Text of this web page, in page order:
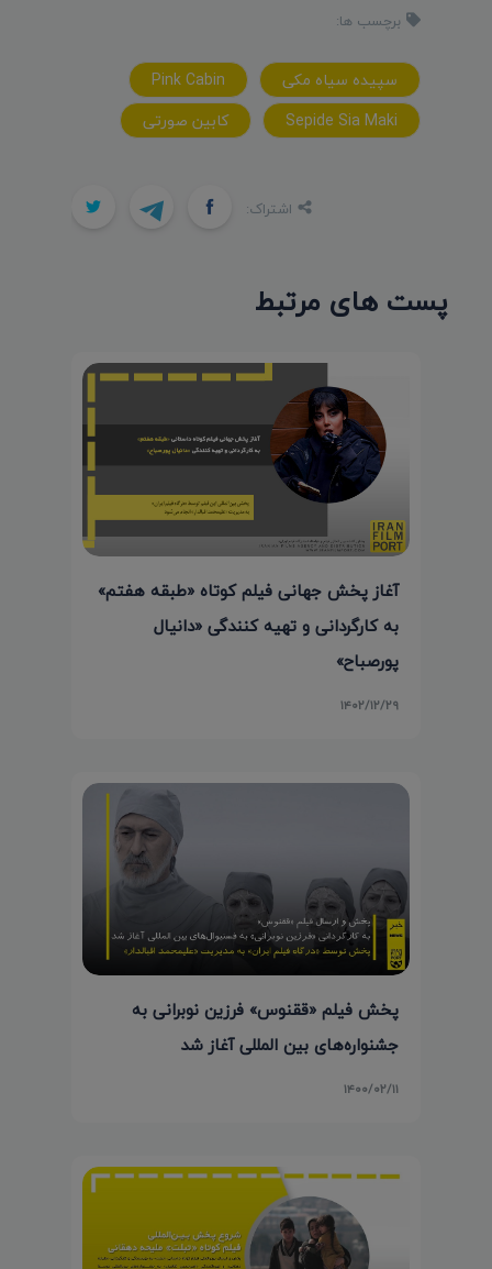
برچسب ها:
سپیده سیاه مکی
Pink Cabin
Sepide Sia Maki
کابین صورتی
اشتراک:
پست های مرتبط
آغاز پخش جهانی فیلم کوتاه «طبقه هفتم»
به کارگردانی و تهیه کنندگی «دانیال
پورصباح»
۱۴۰۲/۱۲/۲۹
پخش فیلم «ققنوس» فرزین نوبرانی به
جشنواره‌های بین المللی آغاز شد
۱۴۰۰/۰۲/۱۱